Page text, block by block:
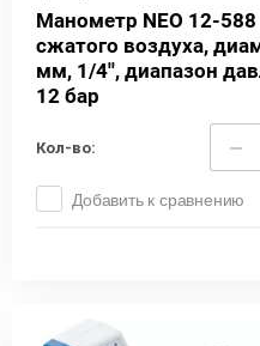
Манометр NEO 12-
сжатого воздуха,
мм, 1/4'', диапазон
12 бар
Кол-во: −
Добавить к сравнению